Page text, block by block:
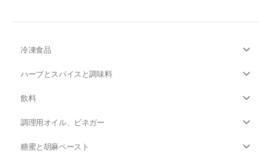
冷凍食品
ハーブとスパイスと調味料
飲料
調理用オイル、ビネガー
糖蜜と胡麻ペースト